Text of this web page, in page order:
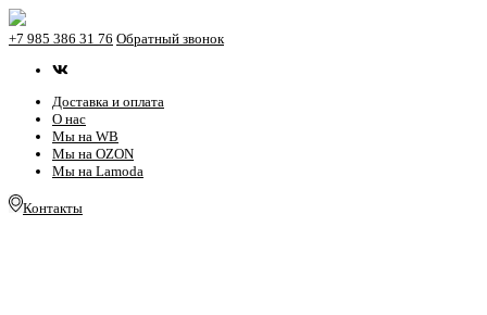
+7 985 386 31 76 Обратный звонок
Доставка и оплата
О нас
Мы на WB
Мы на OZON
Мы на Lamoda
Контакты